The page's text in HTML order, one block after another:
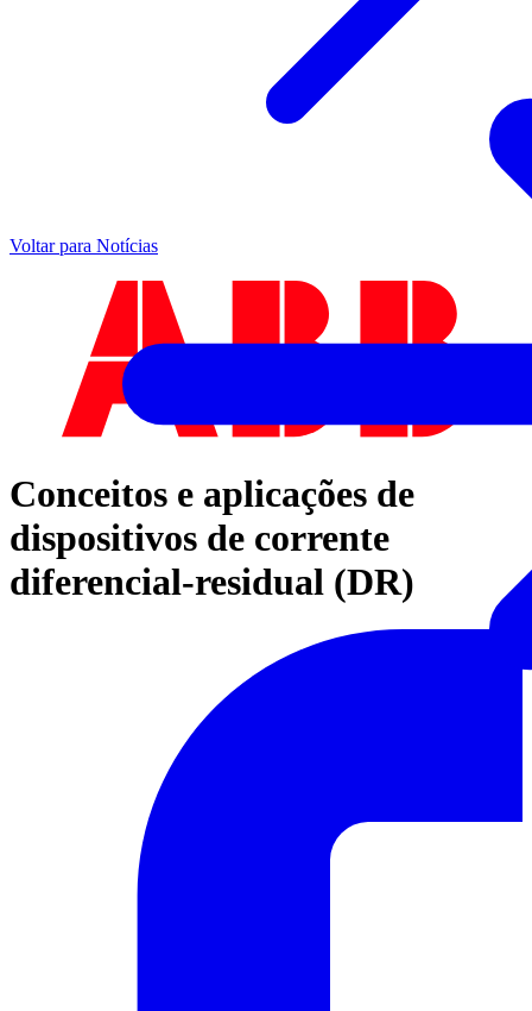
Voltar para Notícias
Conceitos e aplicações de
dispositivos de corrente
diferencial-residual (DR)